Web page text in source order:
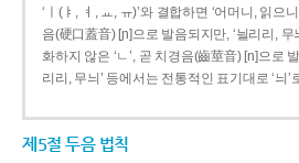
‘ㅣ(ㅑ, ㅕ, ㅛ, ㅠ)’와 결합하면 ‘어머니, 읽으
음(硬口蓋音) [ɲ]으로 발음되지만, ‘늴리리, 무
화하지 않은 ‘ㄴ’, 곧 치경음(齒莖音) [n]으로
리리, 무늬’ 등에서는 전통적인 표기대로 ‘늬’
제5절 두음 법칙